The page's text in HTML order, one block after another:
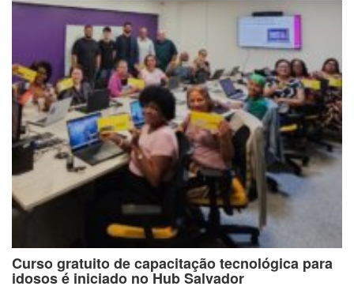
Curso gratuito de capacitação tecnológica para
idosos é iniciado no Hub Salvador